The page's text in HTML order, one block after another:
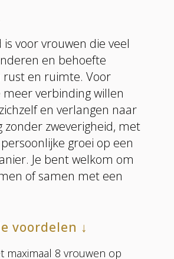
voor vrouwen die veel
en behoefte
rust en ruimte. Voor
verbinding willen
en verlangen naar
zonder zweverigheid, met
groei op een
Je bent welkom om
of samen met een
voordelen ↓
maximaal 8 vrouwen op